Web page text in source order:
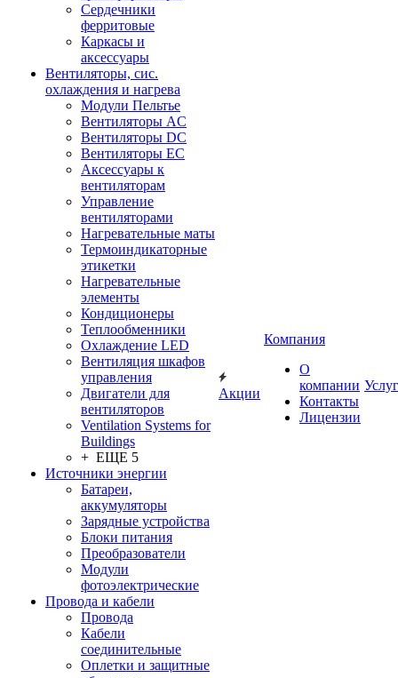
Сердечники
ферритовые
Каркасы и
аксессуары
Вентиляторы, сис.
охлаждения и нагрева
Модули Пельтье
Вентиляторы AC
Вентиляторы DC
Вентиляторы EC
Аксессуары к
вентиляторам
Управление
вентиляторами
Нагревательные маты
Термоиндикаторные
этикетки
Нагревательные
элементы
Кондиционеры
Теплообменники
Охлаждение LED
Вентиляция шкафов
управления
Двигатели для
вентиляторов
Ventilation Systems for
Buildings
+ ЕЩЕ 5
Источники энергии
Батареи,
аккумуляторы
Зарядные устройства
Блоки питания
Преобразователи
Модули
фотоэлектрические
Провода и кабели
Провода
Кабели
соединительные
Оплетки и защитные
Акции
Компания
О
компании
Контакты
Лицензии